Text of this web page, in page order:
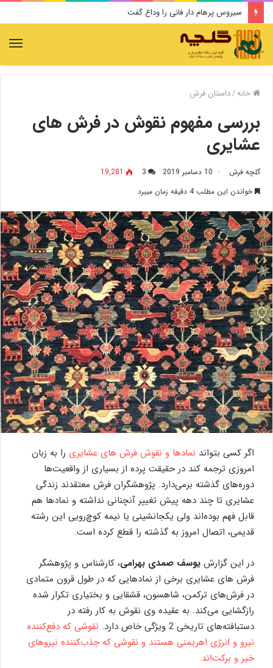
سیروس پرهام دار فانی را وداع گفت
خانه/داستان فرش
بررسی مفهوم نقوش در فرش‌ های
عشایری
گلچه فرش 10 دسامبر 2019 3
19,281
خواندن این مطلب 4 دقیقه زمان میبرد
اگر کسی بتواند نمادها و نقوش فرش های عشایری را به زبان
امروزی ترجمه کند در حقیقت پرده از بسیاری از واقعیت‌ها
دوره‌های گذشته برمی‌دارد. پژوهشگران فرش معتقدند زندگی
عشایری تا چند دهه پیش تغییر آنچنانی نداشته و نمادها هم
قابل فهم بوده‌اند ولی یکجانشینی یا نیمه کوچ‌رویی این رشته
قدیمی، اتصال امروز به گذشته را قطع کرده است.
در این گزارش یوسف صمدی بهرامی، کارشناس و پژوهشگر
فرش‌ های عشایری برخی از نمادهایی که در طول قرون متمادی
در فرش‌های ترکمن، شاهسون، قشقایی و بختیاری تکرار شده
رازگشایی می‌کند. به عقیده وی نقوش به کار رفته در
دستبافته‌های تاریخی 2 ویژگی خاص دارد.
نقوشی که دفع‌کننده
نیرو و انرژی اهریمنی هستند و نقوشی که جذب‌کننده نیروهای
خیر و برکت‌اند.